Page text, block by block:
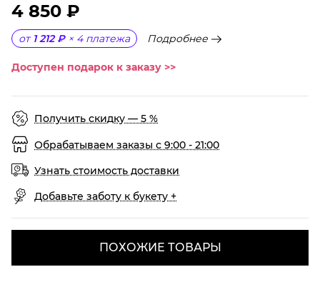
4 850 ₽
от 1 212 ₽ × 4 платежа Подробнее
Доступен подарок к заказу >>
Получить скидку — 5 %
Обрабатываем заказы с 9:00 - 21:00
Узнать стоимость доставки
Добавьте заботу к букету +
ПОХОЖИЕ ТОВАРЫ